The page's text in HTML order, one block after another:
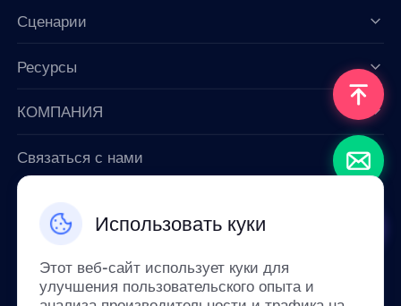
Использовать куки
Этот веб-сайт использует куки для
улучшения пользовательского опыта и
Сценарии
Ресурсы
КОМПАНИЯ
Связаться с нами